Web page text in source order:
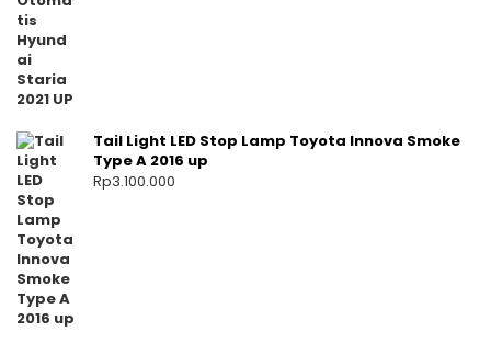
Tail Light LED Stop Lamp Toyota Innova Smoke
Type A 2016 up
Rp3.100.000